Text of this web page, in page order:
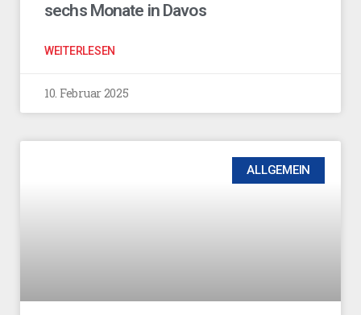
sechs Monate in Davos
WEITERLESEN
10. Februar 2025
ALLGEMEIN